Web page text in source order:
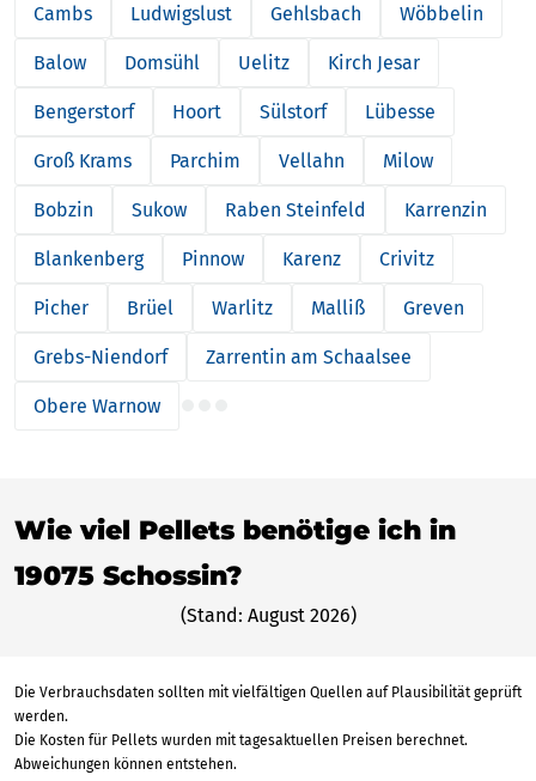
Cambs Ludwigslust Gehlsbach Wöbbelin
Balow Domsühl Uelitz Kirch Jesar
Bengerstorf Hoort Sülstorf Lübesse
Groß Krams Parchim Vellahn Milow
Bobzin Sukow Raben Steinfeld Karrenzin
Blankenberg Pinnow Karenz Crivitz
Picher Brüel Warlitz Malliß Greven
Grebs-Niendorf Zarrentin am Schaalsee
Obere Warnow
Wie viel Pellets benötige ich in
19075 Schossin?
(Stand: August 2026)
Die Verbrauchsdaten sollten mit vielfältigen Quellen auf Plausibilität geprüft
werden.
Die Kosten für Pellets wurden mit tagesaktuellen Preisen berechnet.
Abweichungen können entstehen.